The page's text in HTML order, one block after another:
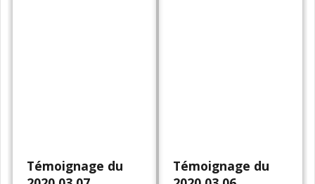
Témoignage du
Témoignage du